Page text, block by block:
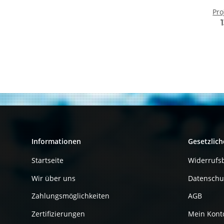
Informationen
Startseite
Wir über uns
Zahlungsmöglichkeiten
Zertifizierungen
AGB
Mein